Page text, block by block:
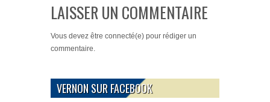
LAISSER UN COMMENTAIRE
Vous devez être connecté(e) pour rédiger un
commentaire.
VERNON SUR FACEBOOK